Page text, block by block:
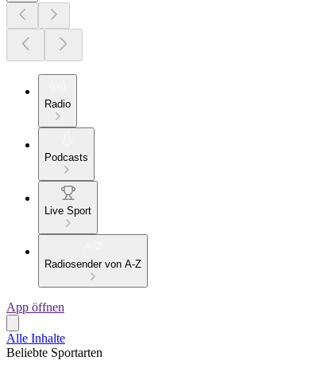
Radio
Podcasts
Live Sport
Radiosender von A-Z
App öffnen
Alle Inhalte
Beliebte Sportarten